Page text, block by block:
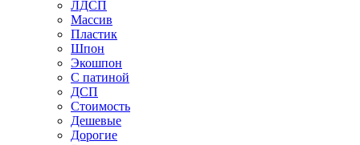
ЛДСП
Массив
Пластик
Шпон
Экошпон
С патиной
ДСП
Стоимость
Дешевые
Дорогие